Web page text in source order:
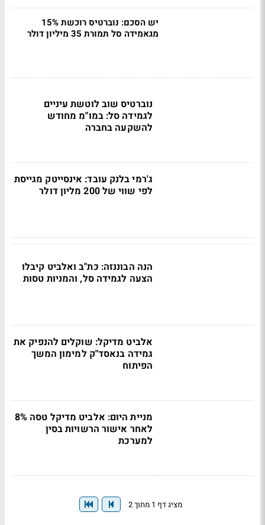
יש הסכם: נוברטיס רוכשת 15%
מגאמידה סל תמורת 35 מיליון דולר
נוברטיס שוב לוטשת עיניים
לגמידה סל: במו"מ מחודש
להשקעה בחברה
ג'רמי בלנק עובד: אינסייטק מגייסת
לפי שווי של 200 מליון דולר
הנה הבוננזה: כת"ב ואלביט קיבלו
הצעה לגמידה סל, והמניות טסות
אלביט מדיקל: שוקלים להנפיק את
גמידה בנאסד"ק למימון המשך
הפיתוח
מניית היום: אלביט מדיקל טסה 8%
לאחר אישור הרשויות בסין
למערכת
מציג דף 1 מתוך 2